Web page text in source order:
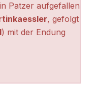
Patzer aufgefallen
, gefolgt
) mit der Endung